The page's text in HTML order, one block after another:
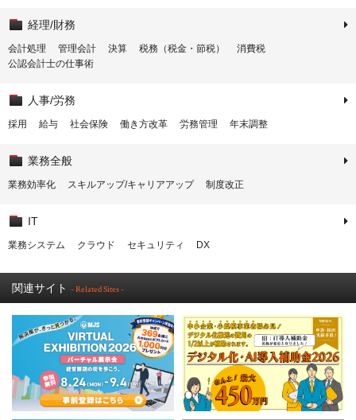
経理/財務
会計処理 管理会計 決算 税務（税金・節税）
消費税
公認会計士の仕事術
人事/労務
採用 給与 社会保険 働き方改革 労務管理 年末調整
業務全般
業務効率化 スキルアップ/キャリアアップ 制度改正
IT
業務システム クラウド セキュリティ DX
関連サイト - Related Sites -